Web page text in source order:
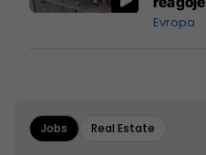
Evropa
Jobs Real Estate